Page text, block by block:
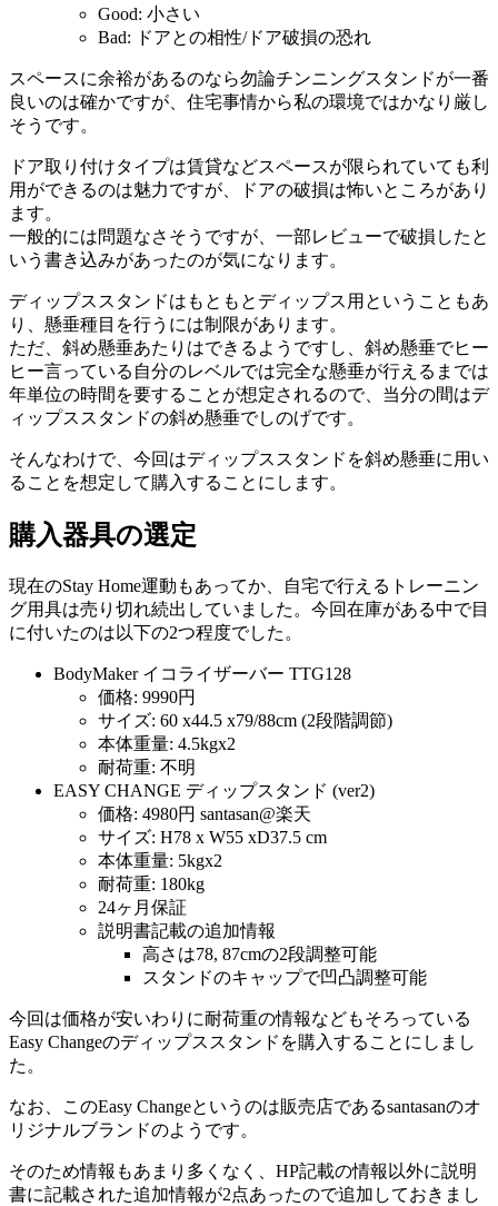
Good: 小さい
Bad: ドアとの相性/ドア破損の恐れ
スペースに余裕があるのなら勿論チンニングスタンドが一番
良いのは確かですが、住宅事情から私の環境ではかなり厳し
そうです。
ドア取り付けタイプは賃貸などスペースが限られていても利
用ができるのは魅力ですが、ドアの破損は怖いところがあり
ます。
一般的には問題なさそうですが、一部レビューで破損したと
いう書き込みがあったのが気になります。
ディップススタンドはもともとディップス用ということもあ
り、懸垂種目を行うには制限があります。
ただ、斜め懸垂あたりはできるようですし、斜め懸垂でヒー
ヒー言っている自分のレベルでは完全な懸垂が行えるまでは
年単位の時間を要することが想定されるので、当分の間はデ
ィップススタンドの斜め懸垂でしのげです。
そんなわけで、今回はディップススタンドを斜め懸垂に用い
ることを想定して購入することにします。
購入器具の選定
現在のStay Home運動もあってか、自宅で行えるトレーニン
グ用具は売り切れ続出していました。今回在庫がある中で目
に付いたのは以下の2つ程度でした。
BodyMaker イコライザーバー TTG128
価格: 9990円
サイズ: 60 x44.5 x79/88cm (2段階調節)
本体重量: 4.5kgx2
耐荷重: 不明
EASY CHANGE ディップスタンド (ver2)
価格: 4980円 santasan@楽天
サイズ: H78 x W55 xD37.5 cm
本体重量: 5kgx2
耐荷重: 180kg
24ヶ月保証
説明書記載の追加情報
高さは78, 87cmの2段調整可能
スタンドのキャップで凹凸調整可能
今回は価格が安いわりに耐荷重の情報などもそろっている
Easy Changeのディップススタンドを購入することにしまし
た。
なお、このEasy Changeというのは販売店であるsantasanのオ
リジナルブランドのようです。
そのため情報もあまり多くなく、HP記載の情報以外に説明
書に記載された追加情報が2点あったので追加しておきまし